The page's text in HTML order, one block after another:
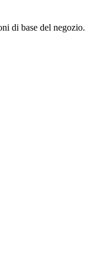
di base del negozio.